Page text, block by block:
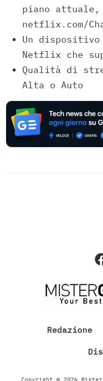
piano
netflix.com/
Un
Netflix che
Qualità di
Alta o Auto
Redazione
Copyright © 2026